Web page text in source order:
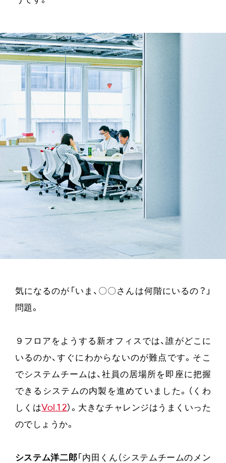
気になるのが「いま、〇〇さんは何階にいるの？」
問題。
９フロアをようする新オフィスでは、誰がどこに
いるのか、すぐにわからないのが難点です。そこ
でシステムチームは、社員の居場所を即座に把握
できるシステムの内製を進めていました。（くわ
しくはVol.12）。大きなチャレンジはうまくいった
のでしょうか。
システム洋二郎「内田くん（システムチームのメン